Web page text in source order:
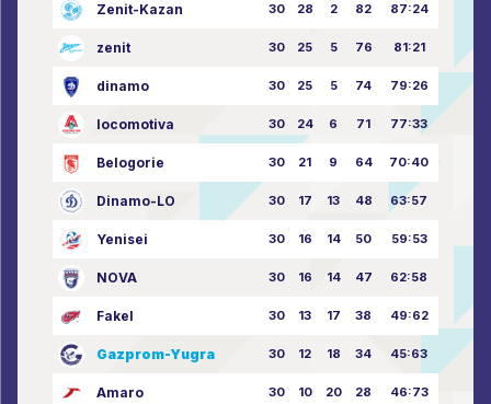
Zenit-Kazan 30 28 2 82 87:24
zenit 30 25 5 76 81:21
dinamo 30 25 5 74 79:26
locomotiva 30 24 6 71 77:33
Belogorie 30 21 9 64 70:40
Dinamo-LO 30 17 13 48 63:57
Yenisei 30 16 14 50 59:53
NOVA 30 16 14 47 62:58
Fakel 30 13 17 38 49:62
Gazprom-Yugra 30 12 18 34 45:63
Amaro 30 10 20 28 46:73